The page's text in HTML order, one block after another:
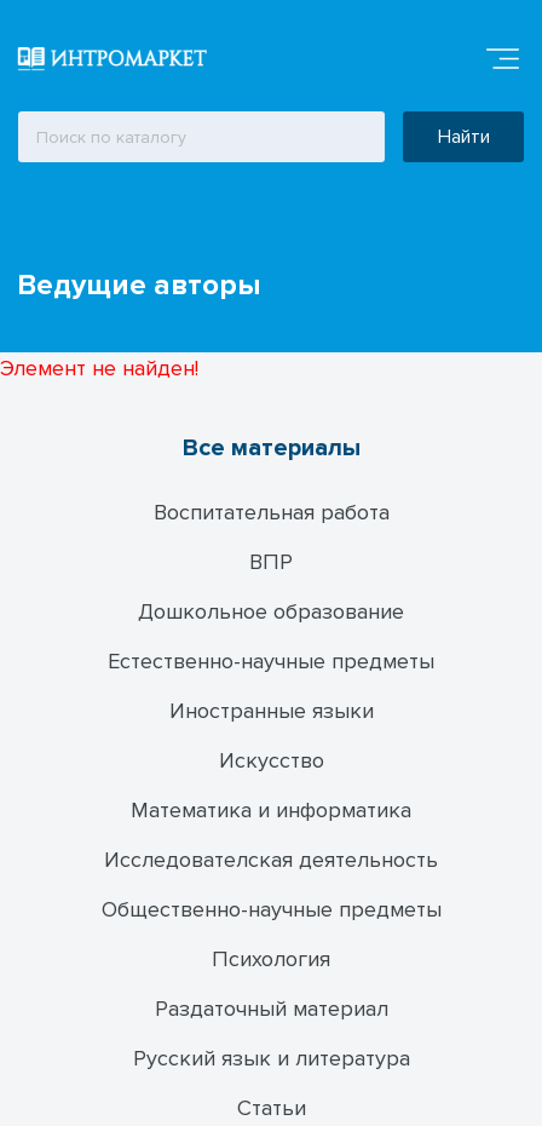
Найти
Ведущие авторы
Элемент не найден!
Все материалы
Воспитательная работа
ВПР
Дошкольное образование
Естественно-научные предметы
Иностранные языки
Искусство
Математика и информатика
Исследователская деятельность
Общественно-научные предметы
Психология
Раздаточный материал
Русский язык и литература
Статьи